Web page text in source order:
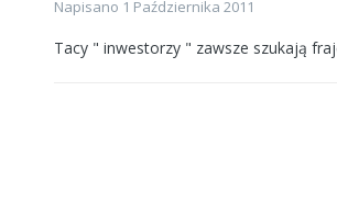
Napisano 1 Października 2011
Tacy " inwestorzy " zawsze szukają